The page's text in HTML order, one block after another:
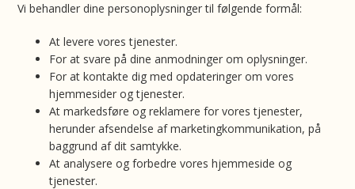
Vi behandler dine personoplysninger til følgende formål:
At levere vores tjenester.
For at svare på dine anmodninger om oplysninger.
For at kontakte dig med opdateringer om vores
hjemmesider og tjenester.
At markedsføre og reklamere for vores tjenester,
herunder afsendelse af marketingkommunikation, på
baggrund af dit samtykke.
At analysere og forbedre vores hjemmeside og
tjenester.